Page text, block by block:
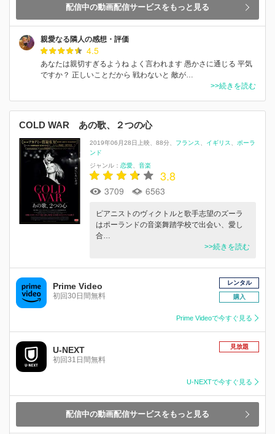
配信中の動画配信サービスをもっと見る
親愛なる隣人の感想・評価
4.5
あなたは親切すぎるようね よく言われます 愚かさに通じる 平気
ですか？ 正しいことだから 戦わないと 敵が…
>>続きを読む
COLD WAR あの歌、２つの心
2019年06月28日上映 88分 フランス イギリス
ポーラ
ンド
ジャンル： 恋愛 音楽
3.8
3709 6563
ピアニストのヴィクトルと歌手志望のズーラ
はポーランドの音楽舞踏学校で出会い、愛し
合…
>>続きを読む
Prime Video
初回30日間無料
レンタル
購入
Prime Videoで今すぐ見る
U-NEXT
初回31日間無料
見放題
U-NEXTで今すぐ見る
配信中の動画配信サービスをもっと見る